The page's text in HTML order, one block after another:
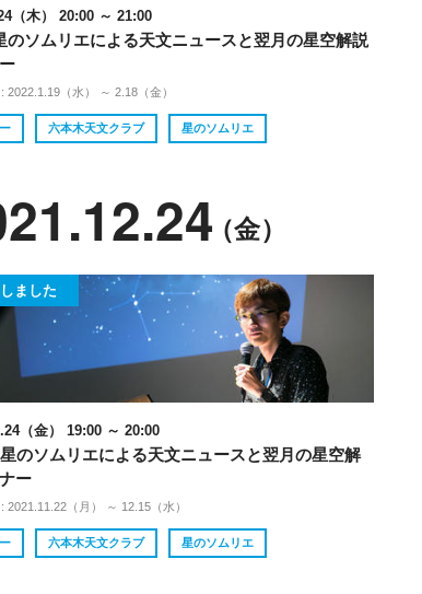
（木） 20:00 ～ 21:00
のソムリエによる天文ニュースと翌月の星空解説
2022.1.19（水） ～ 2.18（金）
六本木天文クラブ 星のソムリエ
（金）
ました
（金） 19:00 ～ 20:00
のソムリエによる天文ニュースと翌月の星空解
ー
2021.11.22（月） ～ 12.15（水）
六本木天文クラブ 星のソムリエ